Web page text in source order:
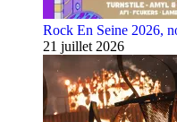
Rock En Seine 2026,
21 juillet 2026